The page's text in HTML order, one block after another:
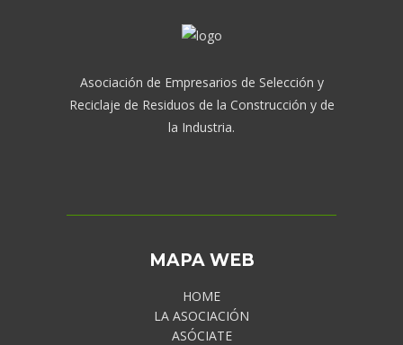
Asociación de Empresarios de Selección y
Reciclaje de Residuos de la Construcción y de
la Industria.
MAPA WEB
HOME
LA ASOCIACIÓN
ASÓCIATE